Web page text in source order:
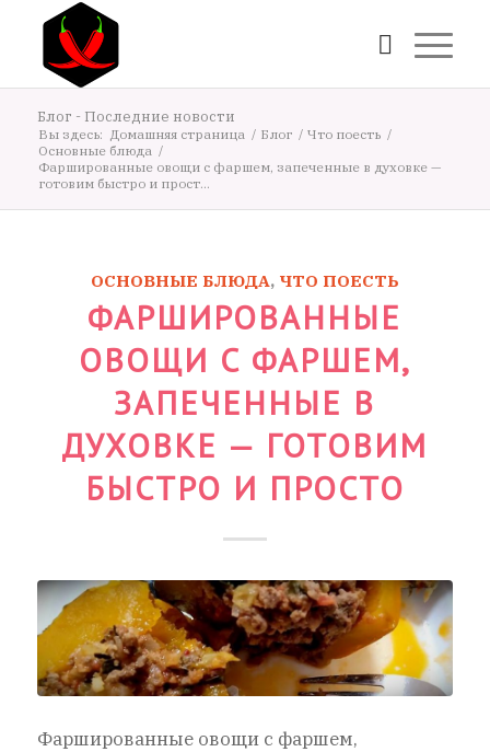
Блог - Последние новости
Вы здесь: Домашняя страница / Блог / Что поесть /
Основные блюда /
Фаршированные овощи с фаршем, запеченные в духовке —
готовим быстро и прост...
ОСНОВНЫЕ БЛЮДА, ЧТО ПОЕСТЬ
ФАРШИРОВАННЫЕ
ОВОЩИ С ФАРШЕМ,
ЗАПЕЧЕННЫЕ В
ДУХОВКЕ — ГОТОВИМ
БЫСТРО И ПРОСТО
Фаршированные овощи с фаршем,